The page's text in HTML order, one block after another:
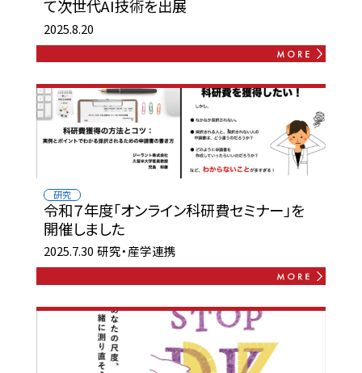
て次世代AI技術を出展
2025.8.20
研究
令和７年度「オンライン科研費セミナー」を
開催しました
2025.7.30 研究・産学連携